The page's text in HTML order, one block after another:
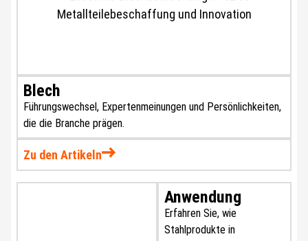
Blech
Führungswechsel, Expertenmeinungen und Persönlichkeiten,
die die Branche prägen.
Zu den Artikeln
Anwendung
Erfahren Sie, wie
Stahlprodukte in